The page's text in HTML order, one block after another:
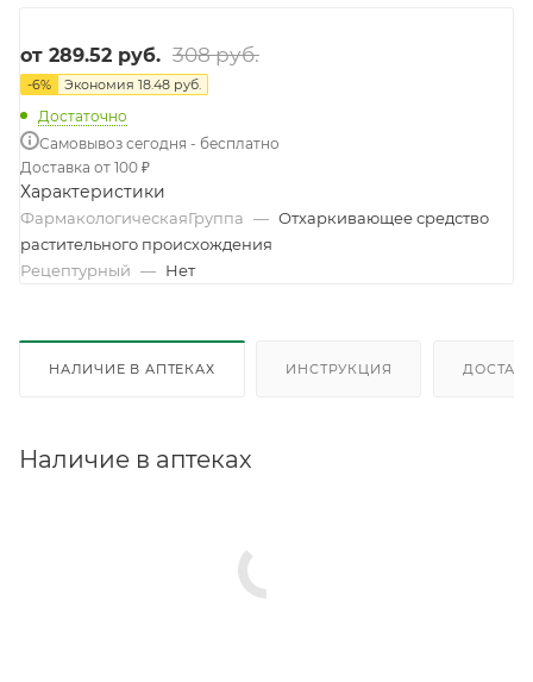
от 289.52 руб. 308 руб.
-6% Экономия 18.48 руб.
Достаточно
Самовывоз сегодня - бесплатно
Доставка от 100 ₽
Характеристики
ФармакологическаяГруппа — Отхаркивающее средство
растительного происхождения
Рецептурный — Нет
НАЛИЧИЕ В АПТЕКАХ ИНСТРУКЦИЯ
Наличие в аптеках